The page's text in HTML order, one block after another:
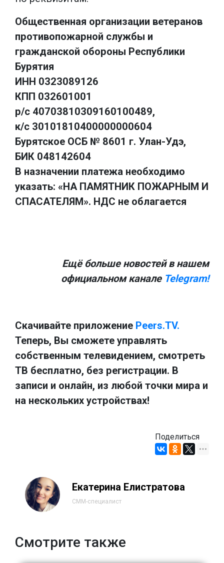
Общественная организации ветеранов
противопожарной службы и
гражданской обороны Республики
Бурятия
ИНН 0323089126
КПП 032601001
р/с 40703810309160100489,
к/с 30101810400000000604
Бурятское ОСБ № 8601 г. Улан-Удэ,
БИК 048142604
В назначении платежа необходимо
указать: «НА ПАМЯТНИК ПОЖАРНЫМ И
СПАСАТЕЛЯМ». НДС не облагается
Ещё больше новостей в нашем
официальном канале Telegram!
Скачивайте приложение Peers.TV.
Теперь, Вы сможете управлять
собственным телевидением, смотреть
ТВ бесплатно, без регистрации. В
записи и онлайн, из любой точки мира и
на нескольких устройствах!
Поделиться
Екатерина Елистратова
СММ-специалист
Смотрите также